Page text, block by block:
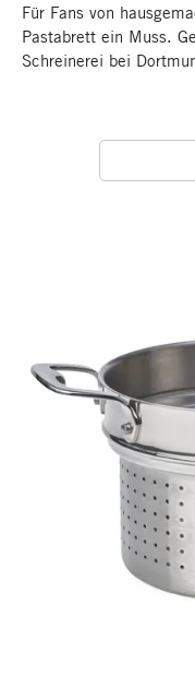
Für Fans von
Pastabrett ein Muss.
Schreinerei bei